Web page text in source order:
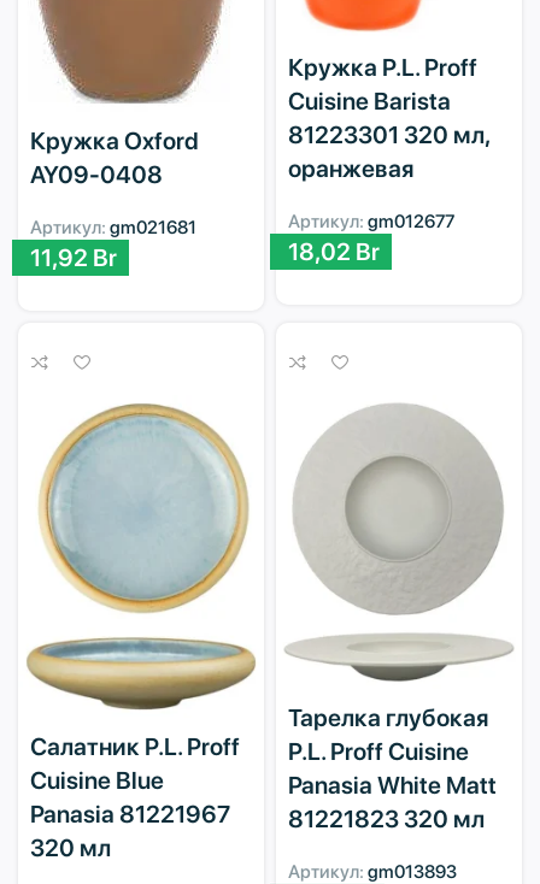
Кружка Oxford
AY09-0408
Артикул: gm021681
11,92 Br
Кружка P.L. Proff
Cuisine Barista
81223301 320 мл,
оранжевая
Артикул: gm012677
18,02 Br
Салатник P.L. Proff
Cuisine Blue
Panasia 81221967
320 мл
Тарелка глубокая
P.L. Proff Cuisine
Panasia White Matt
81221823 320 мл
Артикул: gm013893